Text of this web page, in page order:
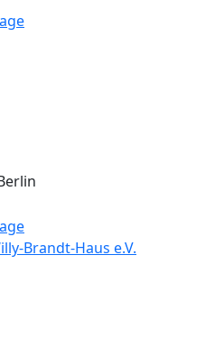
Brandt-Haus e.V.